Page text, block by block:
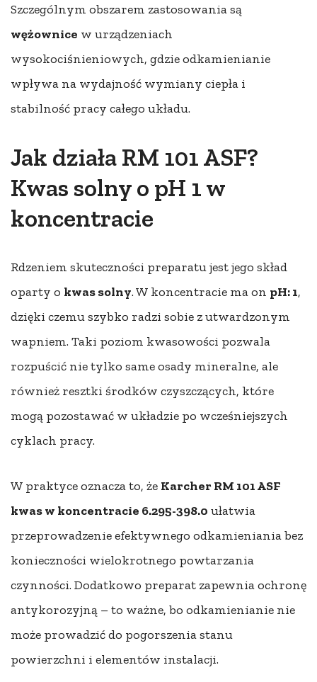
Szczególnym obszarem zastosowania są
wężownice w urządzeniach
wysokociśnieniowych, gdzie odkamienianie
wpływa na wydajność wymiany ciepła i
stabilność pracy całego układu.
Jak działa RM 101 ASF?
Kwas solny o pH 1 w
koncentracie
Rdzeniem skuteczności preparatu jest jego skład
oparty o kwas solny. W koncentracie ma on pH: 1,
dzięki czemu szybko radzi sobie z utwardzonym
wapniem. Taki poziom kwasowości pozwala
rozpuścić nie tylko same osady mineralne, ale
również resztki środków czyszczących, które
mogą pozostawać w układzie po wcześniejszych
cyklach pracy.
W praktyce oznacza to, że Karcher RM 101 ASF
kwas w koncentracie 6.295-398.0 ułatwia
przeprowadzenie efektywnego odkamieniania bez
konieczności wielokrotnego powtarzania
czynności. Dodatkowo preparat zapewnia ochronę
antykorozyjną – to ważne, bo odkamienianie nie
może prowadzić do pogorszenia stanu
powierzchni i elementów instalacji.